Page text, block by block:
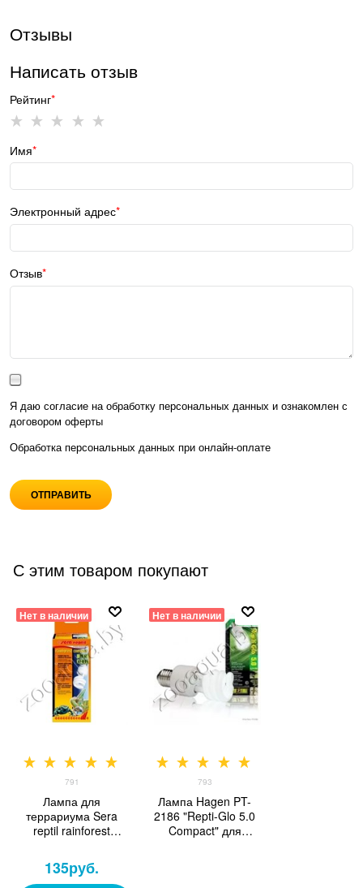
Отзывы
Написать отзыв
Рейтинг
Имя
Электронный адрес
Отзыв
Я даю согласие на обработку персональных данных и ознакомлен с
договором оферты
Обработка персональных данных при онлайн-оплате
С этим товаром покупают
Нет в наличии
791
Лампа для
террариума Sera
reptil rainforest
135руб.
Нет в наличии
793
Лампа Hagen PT-
2186 "Repti-Glo 5.0
Compact" для